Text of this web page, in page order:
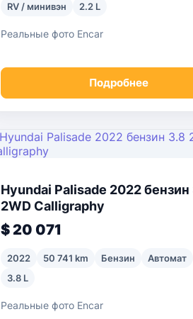
RV / минивэн
2.2 L
Реальные фото Encar
Подробнее
Hyundai Palisade 2022 бензин
2WD Calligraphy
$ 20 071
2022 50 741 km Бензин Автомат
3.8 L
Реальные фото Encar